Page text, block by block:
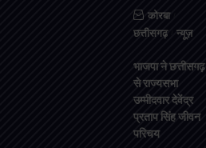
कोरबा
छत्तीसगढ़
न्यूज़
भाजपा ने छत्तीसगढ़
से राज्यसभा
उम्मीदवार देवेंद्र
प्रताप सिंह जीवन
परिचय